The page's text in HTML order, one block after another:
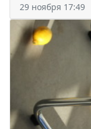
29 ноября 17:49